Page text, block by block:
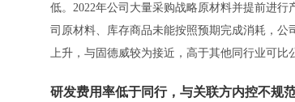
低。2022年公司大量采购战略原材料并提前进
司原材料、库存商品未能按照预期完成消耗，公
上升，与固德威较为接近，高于其他同行业可比
研发费用率低于同行，与关联方内控不规